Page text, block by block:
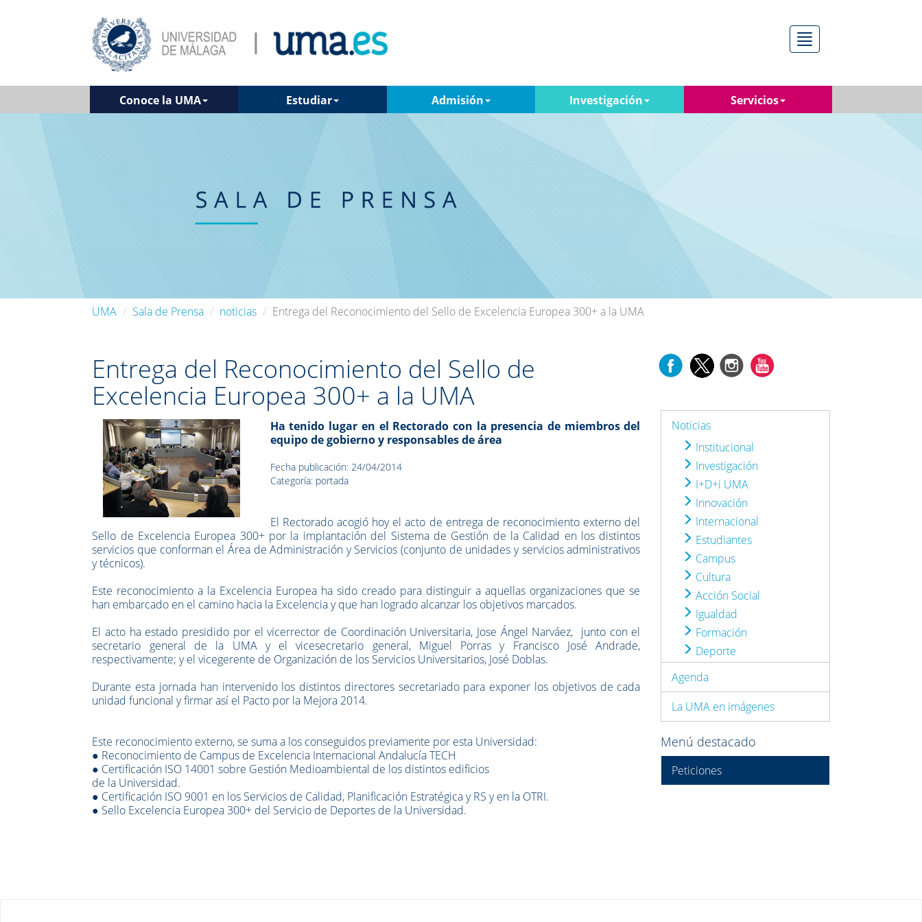
Menú
Conoce la UMA Estudiar Admisión Investigación Servicios
UMA Sala de Prensa noticias Entrega del Reconocimiento del Sello de Excelencia Europea 300+ a la UMA
Entrega del Reconocimiento del Sello de
Excelencia Europea 300+ a la UMA
Ha tenido lugar en el Rectorado con la presencia de miembros del
equipo de gobierno y responsables de área
Fecha publicación: 24/04/2014
Categoría: portada
El Rectorado acogió hoy el acto de entrega de reconocimiento externo del
Sello de Excelencia Europea 300+ por la implantación del Sistema de Gestión de la Calidad en los distintos
servicios que conforman el Área de Administración y Servicios (conjunto de unidades y servicios administrativos
y técnicos).
Este reconocimiento a la Excelencia Europea ha sido creado para distinguir a aquellas organizaciones que se
han embarcado en el camino hacia la Excelencia y que han logrado alcanzar los objetivos marcados.
El acto ha estado presidido por el vicerrector de Coordinación Universitaria, Jose Ángel Narváez, junto con el
secretario general de la UMA y el vicesecretario general, Miguel Porras y Francisco José Andrade,
respectivamente; y el vicegerente de Organización de los Servicios Universitarios, José Doblas.
Durante esta jornada han intervenido los distintos directores secretariado para exponer los objetivos de cada
unidad funcional y firmar así el Pacto por la Mejora 2014.
Este reconocimiento externo, se suma a los conseguidos previamente por esta Universidad:
● Reconocimiento de Campus de Excelencia Internacional Andalucía TECH
● Certificación ISO 14001 sobre Gestión Medioambiental de los distintos edificios
de la Universidad.
● Certificación ISO 9001 en los Servicios de Calidad, Planificación Estratégica y RS y en la OTRI.
● Sello Excelencia Europea 300+ del Servicio de Deportes de la Universidad.
Noticias
Institucional
Investigación
I+D+i UMA
Innovación
Internacional
Estudiantes
Campus
Cultura
Acción Social
Igualdad
Formación
Deporte
Agenda
La UMA en imágenes
Menú destacado
Peticiones